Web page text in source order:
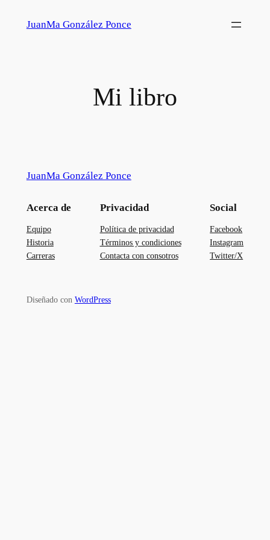
JuanMa González Ponce
Mi libro
JuanMa González Ponce
Acerca de
Equipo
Historia
Carreras
Privacidad
Política de privacidad
Términos y condiciones
Contacta con consotros
Social
Facebook
Instagram
Twitter/X
Diseñado con WordPress